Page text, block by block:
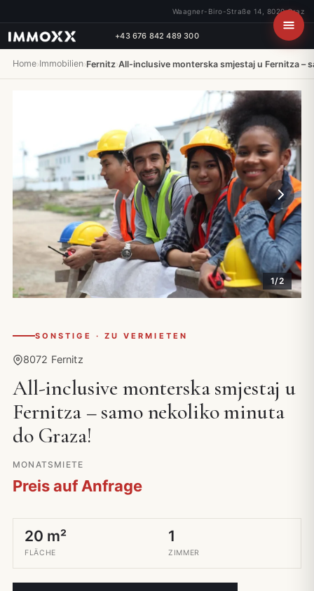
Waagner-Biro-Straße 14, 8020 Graz
+43 676 842 489 300
Home›Immobilien›Fernitz›All-inclusive monterska smjestaj u Fernitza –
1/2
SONSTIGE · ZU VERMIETEN
8072 Fernitz
All-inclusive monterska smjestaj u
Fernitza – samo nekoliko minuta
do Graza!
MONATSMIETE
Preis auf Anfrage
20 m²
FLÄCHE
1
ZIMMER